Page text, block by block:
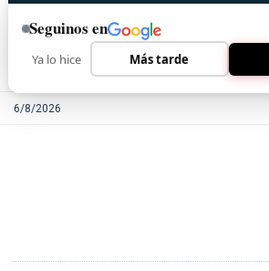
6/8/2026
Seguinos en
Ya lo hice Más tarde